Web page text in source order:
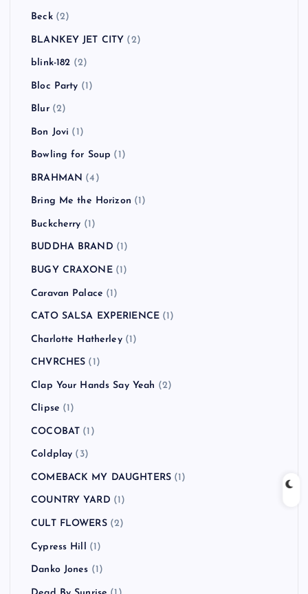
Beck(2)
BLANKEY JET CITY (2)
blink-182 (2)
Bloc Party (1)
Blur(2)
Bon Jovi (1)
Bowling for Soup (1)
BRAHMAN (4)
Bring Me the Horizon (1)
Buckcherry (1)
BUDDHA BRAND (1)
BUGY CRAXONE(1)
Caravan Palace (1)
CATO SALSA EXPERIENCE (1)
Charlotte Hatherley(1)
CHVRCHES (1)
Clap Your Hands Say Yeah (2)
Clipse (1)
COCOBAT (1)
Coldplay (3)
COMEBACK MY DAUGHTERS (1)
COUNTRY YARD (1)
CULT FLOWERS(2)
Cypress Hill (1)
Danko Jones (1)